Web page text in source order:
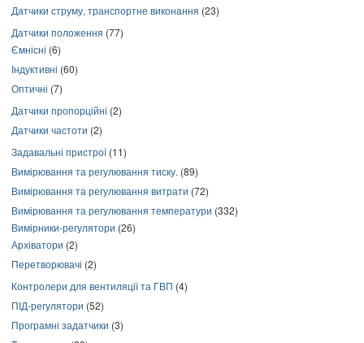
Датчики струму, транспортне виконання (23)
Датчики положення (77)
Ємнісні (6)
Індуктивні (60)
Оптичні (7)
Датчики пропорційні (2)
Датчики частоти (2)
Задавальні пристрої(11)
Вимірювання та регулювання тиску. (89)
Вимірювання та регулювання витрати (72)
Вимірювання та регулювання температури (332)
Вимірники-регулятори (26)
Архіватори (2)
Перетворювачі (2)
Контролери для вентиляції та ГВП (4)
ПІД-регулятори (52)
Програмні задатчики (3)